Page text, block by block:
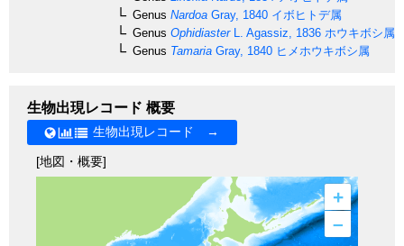
Genus Nardoa Gray, 1840 イボヒトデ属
Genus OphidiasterL. Agassiz, 1836 ホウキボシ属
Genus Tamaria Gray, 1840 ヒメホウキボシ属
生物出現レコード 概要
生物出現レコード →
[地図・概要]
+
–